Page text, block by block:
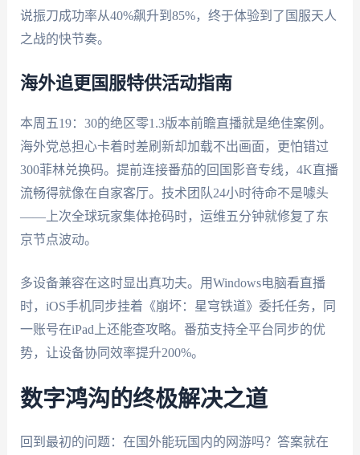
说振刀成功率从40%飙升到85%，终于体验到了国服天人
之战的快节奏。
海外追更国服特供活动指南
本周五19：30的绝区零1.3版本前瞻直播就是绝佳案例。
海外党总担心卡着时差刷新却加载不出画面，更怕错过
300菲林兑换码。提前连接番茄的回国影音专线，4K直播
流畅得就像在自家客厅。技术团队24小时待命不是噱头
——上次全球玩家集体抢码时，运维五分钟就修复了东
京节点波动。
多设备兼容在这时显出真功夫。用Windows电脑看直播
时，iOS手机同步挂着《崩坏：星穹铁道》委托任务，同
一账号在iPad上还能查攻略。番茄支持全平台同步的优
势，让设备协同效率提升200%。
数字鸿沟的终极解决之道
回到最初的问题：在国外能玩国内的网游吗？答案就在